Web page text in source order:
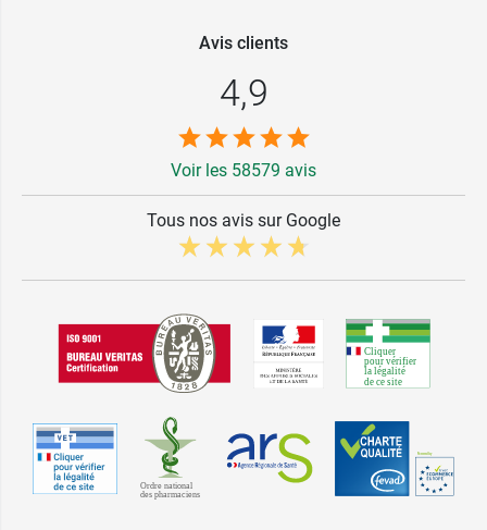
Avis clients
4,9
Voir les 58579 avis
Tous nos avis sur Google